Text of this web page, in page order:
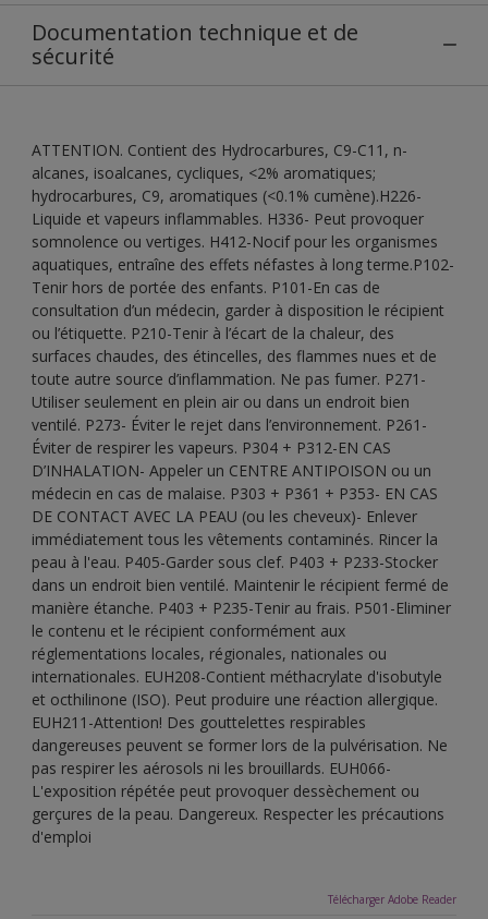
Documentation technique et de
sécurité
ATTENTION. Contient des Hydrocarbures, C9-C11, n-
alcanes, isoalcanes, cycliques, <2% aromatiques;
hydrocarbures, C9, aromatiques (<0.1% cumène).H226-
Liquide et vapeurs inflammables. H336- Peut provoquer
somnolence ou vertiges. H412-Nocif pour les organismes
aquatiques, entraîne des effets néfastes à long terme.P102-
Tenir hors de portée des enfants. P101-En cas de
consultation d’un médecin, garder à disposition le récipient
ou l’étiquette. P210-Tenir à l’écart de la chaleur, des
surfaces chaudes, des étincelles, des flammes nues et de
toute autre source d’inflammation. Ne pas fumer. P271-
Utiliser seulement en plein air ou dans un endroit bien
ventilé. P273- Éviter le rejet dans l’environnement. P261-
Éviter de respirer les vapeurs. P304 + P312-EN CAS
D’INHALATION- Appeler un CENTRE ANTIPOISON ou un
médecin en cas de malaise. P303 + P361 + P353- EN CAS
DE CONTACT AVEC LA PEAU (ou les cheveux)- Enlever
immédiatement tous les vêtements contaminés. Rincer la
peau à l'eau. P405-Garder sous clef. P403 + P233-Stocker
dans un endroit bien ventilé. Maintenir le récipient fermé de
manière étanche. P403 + P235-Tenir au frais. P501-Eliminer
le contenu et le récipient conformément aux
réglementations locales, régionales, nationales ou
internationales. EUH208-Contient méthacrylate d'isobutyle
et octhilinone (ISO). Peut produire une réaction allergique.
EUH211-Attention! Des gouttelettes respirables
dangereuses peuvent se former lors de la pulvérisation. Ne
pas respirer les aérosols ni les brouillards. EUH066-
L'exposition répétée peut provoquer dessèchement ou
gerçures de la peau. Dangereux. Respecter les précautions
d'emploi
Télécharger Adobe Reader